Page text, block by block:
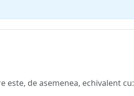
este, de asemenea, echivalent cu: